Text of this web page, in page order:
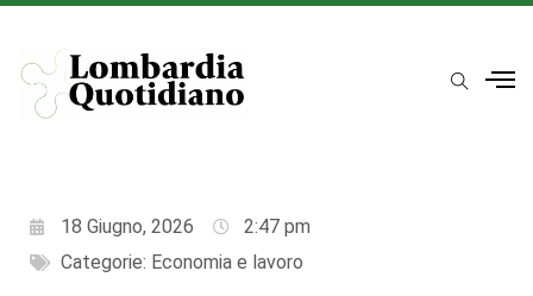
18 Giugno, 2026
2:47 pm
Categorie: Economia e lavoro